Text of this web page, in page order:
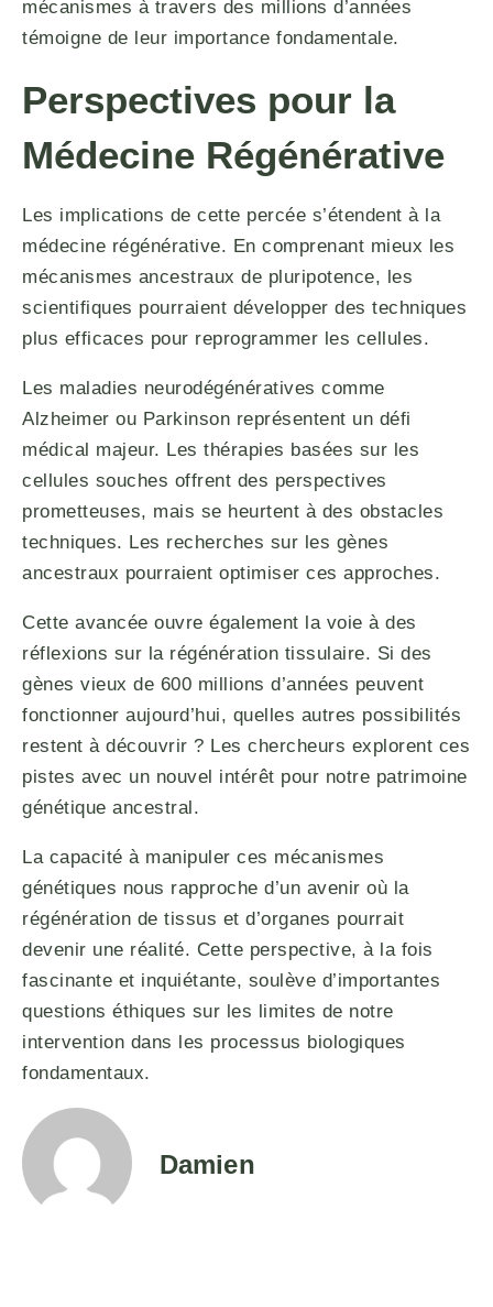
mécanismes à travers des millions d’années
témoigne de leur importance fondamentale.
Perspectives pour la
Médecine Régénérative
Les implications de cette percée s’étendent à la
médecine régénérative. En comprenant mieux les
mécanismes ancestraux de pluripotence, les
scientifiques pourraient développer des techniques
plus efficaces pour reprogrammer les cellules.
Les maladies neurodégénératives comme
Alzheimer ou Parkinson représentent un défi
médical majeur. Les thérapies basées sur les
cellules souches offrent des perspectives
prometteuses, mais se heurtent à des obstacles
techniques. Les recherches sur les gènes
ancestraux pourraient optimiser ces approches.
Cette avancée ouvre également la voie à des
réflexions sur la régénération tissulaire. Si des
gènes vieux de 600 millions d’années peuvent
fonctionner aujourd’hui, quelles autres possibilités
restent à découvrir ? Les chercheurs explorent ces
pistes avec un nouvel intérêt pour notre patrimoine
génétique ancestral.
La capacité à manipuler ces mécanismes
génétiques nous rapproche d’un avenir où la
régénération de tissus et d’organes pourrait
devenir une réalité. Cette perspective, à la fois
fascinante et inquiétante, soulève d’importantes
questions éthiques sur les limites de notre
intervention dans les processus biologiques
fondamentaux.
Damien